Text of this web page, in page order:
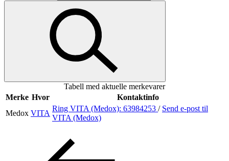
Mat og drikke
Aktiviteter
Inspirasjon
Tabell med aktuelle merkevarer
Merke Hvor
Kontaktinfo
Medox VITA
Ring VITA (Medox): 63984253 / Send e-post til
VITA (Medox)